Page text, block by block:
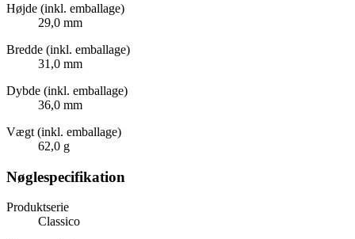
Højde (inkl. emballage)
29,0 mm
Bredde (inkl. emballage)
31,0 mm
Dybde (inkl. emballage)
36,0 mm
Vægt (inkl. emballage)
62,0 g
Nøglespecifikation
Produktserie
Classico